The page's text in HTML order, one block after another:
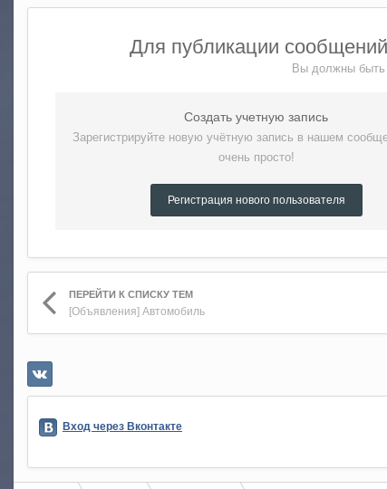
Для публикации
Вы должны быть
Создать учетную запись
Зарегистрируйте новую учётную запись в нашем
очень просто!
Регистрация нового пользователя
ПЕРЕЙТИ К СПИСКУ ТЕМ
[Объявления] Автомобиль
Вход через Вконтакте